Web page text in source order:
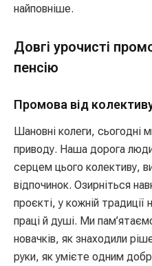
найповніше.
Довгі урочисті
пенсію
Промова від
Шановні колеги, сьогодні
приводу. Наша дорога
серцем цього колективу,
відпочинок. Озирніться
проєкті, у кожній традиції
праці й душі. Ми
новачків, як знаходили
руки, як умієте одним